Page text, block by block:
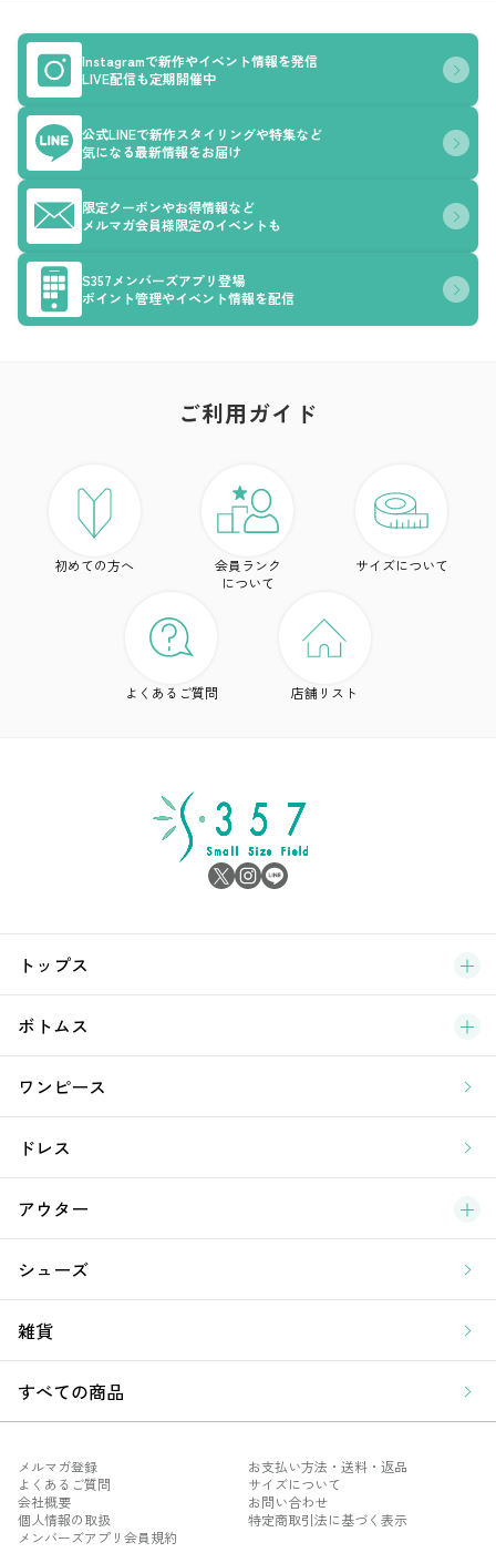
ブ
新
ラ
ア
Instagramで新作やイベント情報を発信
LIVE配信も定期開催中
公式LINEで新作スタイリングや特集など
気になる最新情報をお届け
限定クーポンやお得情報など
メルマガ会員様限定のイベントも
S357メンバーズアプリ登場
ポイント管理やイベント情報を配信
ご利用ガイド
初めての方へ
会員ランク
について
サイズについて
よくあるご質問 店舗リスト
トップス
ボトムス
ワンピース
ドレス
アウター
シューズ
雑貨
すべての商品
メルマガ登録
お支払い方法・送料・返品
よくあるご質問
サイズについて
会社概要
お問い合わせ
個人情報の取扱
特定商取引法に基づく表示
メンバーズアプリ会員規約